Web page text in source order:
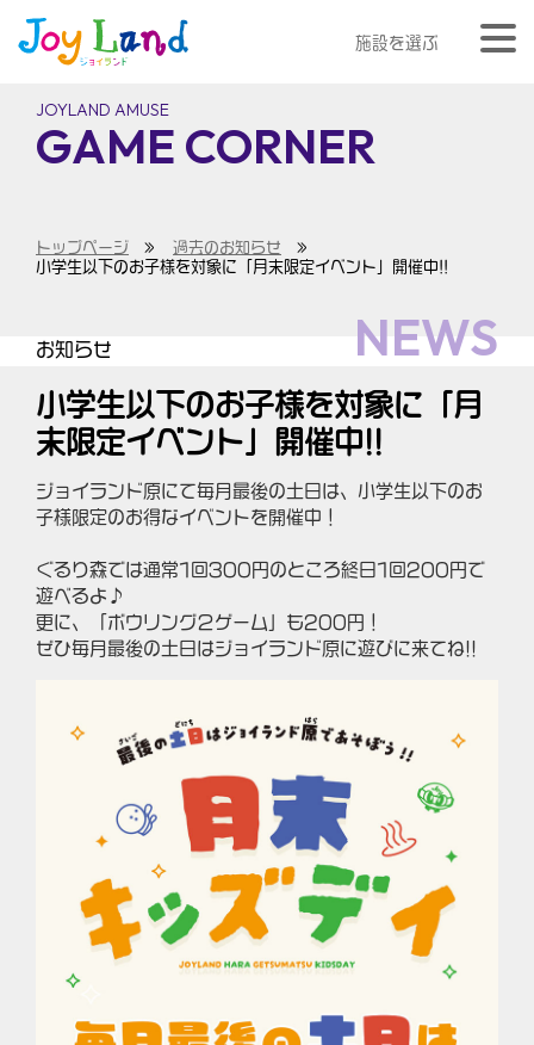
施設を選ぶ
JOYLAND AMUSE
GAME CORNER
トップページ » 過去のお知らせ »
小学生以下のお子様を対象に「月末限定イベント」開催中!!
お知らせ NEWS
小学生以下のお子様を対象に「月
末限定イベント」開催中!!
ジョイランド原にて毎月最後の土日は、小学生以下のお
子様限定のお得なイベントを開催中！
ぐるり森では通常1回300円のところ終日1回200円で
遊べるよ♪
更に、「ボウリング２ゲーム」も200円！
ぜひ毎月最後の土日はジョイランド原に遊びに来てね!!